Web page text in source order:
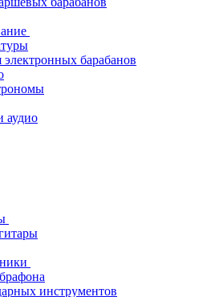
барабанов
аудио
инструментов